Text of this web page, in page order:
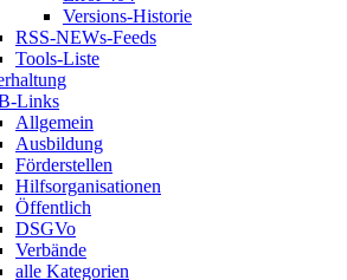
Versions-Historie
RSS-NEWs-Feeds
Tools-Liste
Links
Allgemein
Ausbildung
Förderstellen
Hilfsorganisationen
Öffentlich
DSGVo
Verbände
alle Kategorien